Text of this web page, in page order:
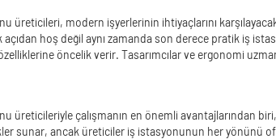
üreticileri, modern işyerlerinin ihtiyaçlarını
açıdan hoş değil aynı zamanda son derece pratik iş
özelliklerine öncelik verir. Tasarımcılar ve ergonomi
üreticileriyle çalışmanın en önemli avantajlarından
sunar, ancak üreticiler iş istasyonunun her yönünü